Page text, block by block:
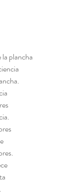
la plancha